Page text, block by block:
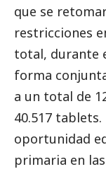
que se
restricciones
total, durante
forma
a un total de
40.517
oportunidad
primaria en